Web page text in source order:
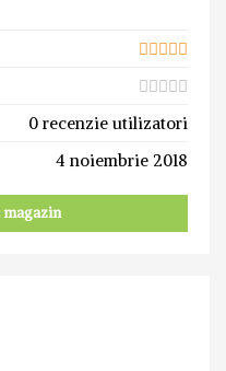
0 recenzie utilizatori
4 noiembrie 2018
magazin